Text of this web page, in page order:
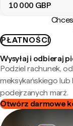
10 000 GBP
PŁATNOŚCI
Wysyłaj i odbieraj
Podziel rachunek,
meksykańskiego lub
podejrzanych marż.
Otwórz darmowe